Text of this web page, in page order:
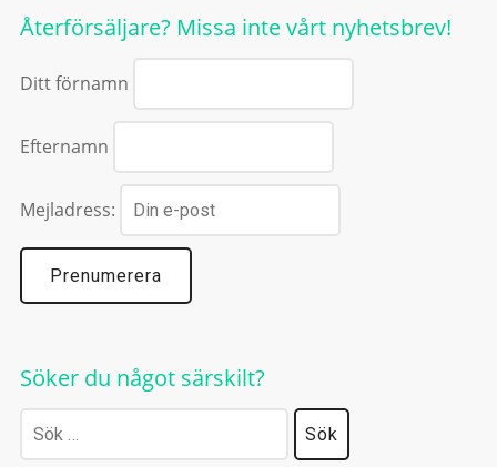
Återförsäljare? Missa inte vårt nyhetsbrev!
Ditt förnamn
Efternamn
Mejladress:
Söker du något särskilt?
Sök
efter: